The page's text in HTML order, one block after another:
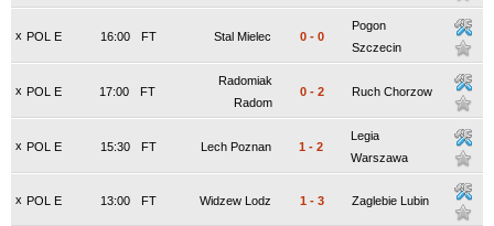
x POL E FT
16:00 Stal Mielec 0 - 0
Pogon
Szczecin
x POL E FT
17:00
Radomiak
Radom
0 - 2 Ruch Chorzow
x POL E FT
15:30 Lech Poznan 1 - 2
Legia
Warszawa
x POL E FT
13:00 Widzew Lodz 1 - 3 Zaglebie Lubin